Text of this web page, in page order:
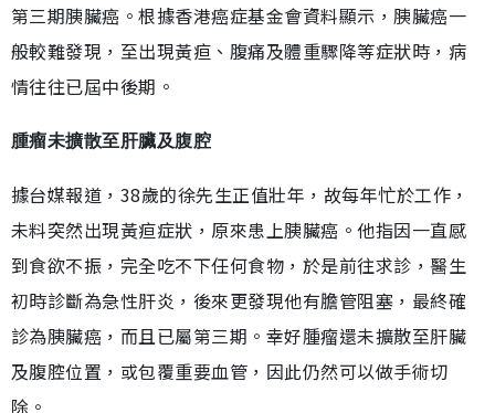
第三期胰臟癌。根據香港癌症基金會資料顯示，胰臟癌一
般較難發現，至出現黃疸、腹痛及體重驟降等症狀時，病
情往往已屆中後期。
腫瘤未擴散至肝臟及腹腔
據台媒報道，38歲的徐先生正值壯年，故每年忙於工作，
未料突然出現黃疸症狀，原來患上胰臟癌。他指因一直感
到食欲不振，完全吃不下任何食物，於是前往求診，醫生
初時診斷為急性肝炎，後來更發現他有膽管阻塞，最終確
診為胰臟癌，而且已屬第三期。幸好腫瘤還未擴散至肝臟
及腹腔位置，或包覆重要血管，因此仍然可以做手術切
除。